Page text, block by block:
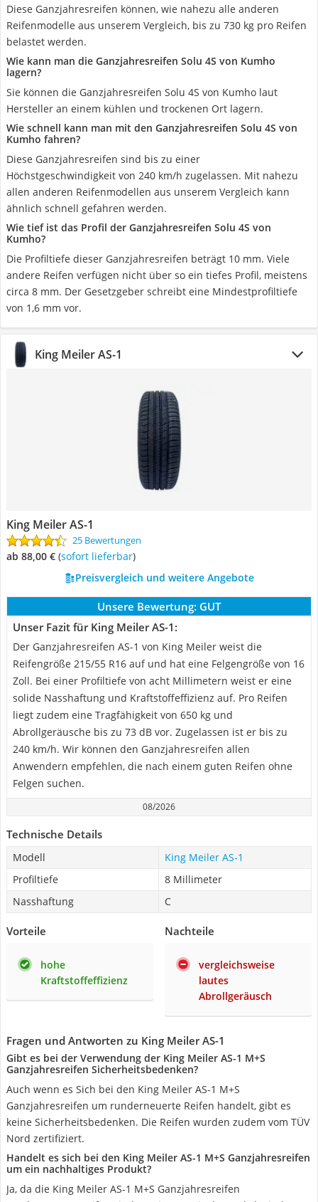
Diese Ganzjahresreifen können, wie nahezu alle anderen
Reifenmodelle aus unserem Vergleich, bis zu 730 kg pro Reifen
belastet werden.
Wie kann man die Ganzjahresreifen Solu 4S von Kumho
lagern?
Sie können die Ganzjahresreifen Solu 4S von Kumho laut
Hersteller an einem kühlen und trockenen Ort lagern.
Wie schnell kann man mit den Ganzjahresreifen Solu 4S von
Kumho fahren?
Diese Ganzjahresreifen sind bis zu einer
Höchstgeschwindigkeit von 240 km/h zugelassen. Mit nahezu
allen anderen Reifenmodellen aus unserem Vergleich kann
ähnlich schnell gefahren werden.
Wie tief ist das Profil der Ganzjahresreifen Solu 4S von
Kumho?
Die Profiltiefe dieser Ganzjahresreifen beträgt 10 mm. Viele
andere Reifen verfügen nicht über so ein tiefes Profil, meistens
circa 8 mm. Der Gesetzgeber schreibt eine Mindestprofiltiefe
von 1,6 mm vor.
King Meiler AS-1
King Meiler AS-1
25 Bewertungen
ab 88,00 € ( Sofort lieferbar)
Preisvergleich und weitere Angebote
Unsere Bewertung: GUT
Unser Fazit für King Meiler AS-1:
Der Ganzjahresreifen AS-1 von King Meiler weist die
Reifengröße 215/55 R16 auf und hat eine Felgengröße von 16
Zoll. Bei einer Profiltiefe von acht Millimetern weist er eine
solide Nasshaftung und Kraftstoffeffizienz auf. Pro Reifen
liegt zudem eine Tragfähigkeit von 650 kg und
Abrollgeräusche bis zu 73 dB vor. Zugelassen ist er bis zu
240 km/h. Wir können den Ganzjahresreifen allen
Anwendern empfehlen, die nach einem guten Reifen ohne
Felgen suchen.
08/2026
Technische Details
Modell
King Meiler AS-1
Profiltiefe
8 Millimeter
Nasshaftung
C
Vorteile
hohe
Kraftstoffeffizienz
Nachteile
vergleichsweise
lautes
Abrollgeräusch
Fragen und Antworten zu King Meiler AS-1
Gibt es bei der Verwendung der King Meiler AS-1 M+S
Ganzjahresreifen Sicherheitsbedenken?
Auch wenn es Sich bei den King Meiler AS-1 M+S
Ganzjahresreifen um runderneuerte Reifen handelt, gibt es
keine Sicherheitsbedenken. Die Reifen wurden zudem vom TÜV
Nord zertifiziert.
Handelt es sich bei den King Meiler AS-1 M+S Ganzjahresreifen
um ein nachhaltiges Produkt?
Ja, da die King Meiler AS-1 M+S Ganzjahresreifen